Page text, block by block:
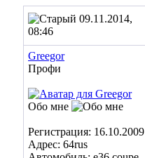
09.11.2014,
08:46
Greegor
Профи
Обо мне
Регистрация: 16.10.2009
Адрес: 64rus